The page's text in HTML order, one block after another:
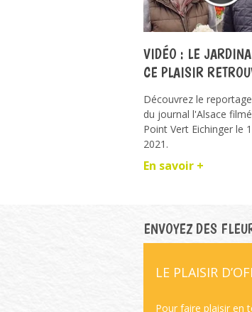
VIDÉO : LE
CE PLAISIR
Découvrez le
du journal l'Alsace
Point Vert Eichinger le
2021.
En savoir +
ENVOYEZ DES
LE PLAISIR
Pour faire plaisir en